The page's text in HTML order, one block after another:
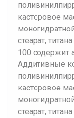
касторовое
стеарат,
100 содержит
Аддитивные
касторовое
стеарат,